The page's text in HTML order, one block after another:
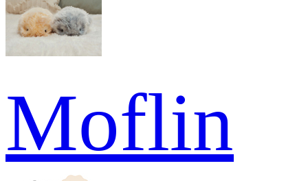
Moflin